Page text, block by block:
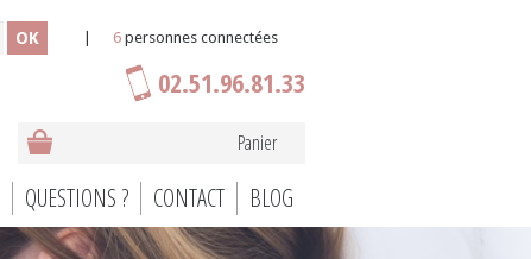
OK 6personnes connectées
02.51.96.81.33
Panier
QUESTIONS ? CONTACT BLOG